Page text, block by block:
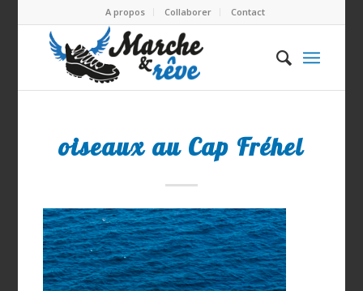
A propos Collaborer Contact
oiseaux au Cap Fréhel